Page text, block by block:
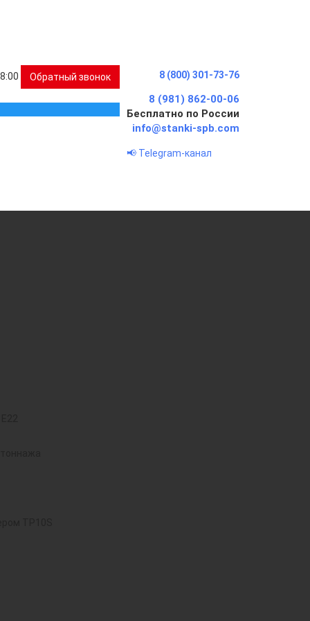
Обратный звонок 8 (800) 301-73-76
8 (981) 862-00-06
Бесплатно по России
info@stanki-spb.com
📢 Telegram-канал
TP10S